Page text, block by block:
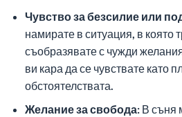
Чувство за безсилие или
намирате в ситуация, в която
съобразявате с чужди
ви кара да се чувствате като
обстоятелствата.
Желание за свобода:В съня